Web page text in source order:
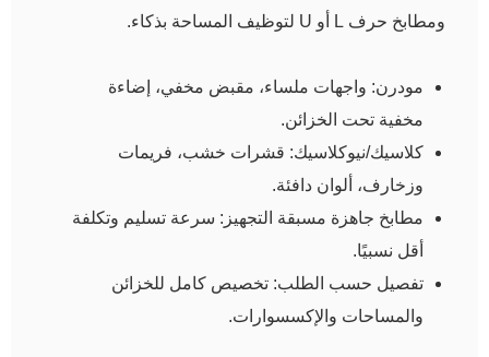
ومطابخ حرف L أو U لتوظيف المساحة بذكاء.
مودرن: واجهات ملساء، مقبض مخفي، إضاءة
مخفية تحت الخزائن.
كلاسيك/نيوكلاسيك: قشرات خشب، فريمات
وزخارف، ألوان دافئة.
مطابخ جاهزة مسبقة التجهيز: سرعة تسليم وتكلفة
أقل نسبيًا.
تفصيل حسب الطلب: تخصيص كامل للخزائن
والمساحات والإكسسوارات.